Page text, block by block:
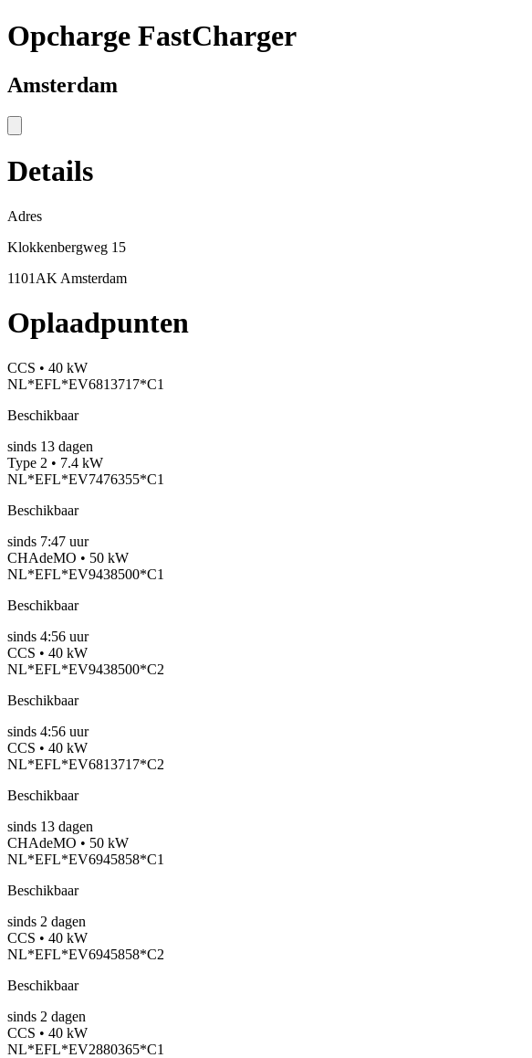
Opcharge FastCharger
Amsterdam
Details
Adres
Klokkenbergweg 15
1101AK Amsterdam
Oplaadpunten
CCS • 40 kW
NL*EFL*EV6813717*C1
Beschikbaar
sinds 13 dagen
Type 2 • 7.4 kW
NL*EFL*EV7476355*C1
Beschikbaar
sinds 7:47 uur
CHAdeMO • 50 kW
NL*EFL*EV9438500*C1
Beschikbaar
sinds 4:56 uur
CCS • 40 kW
NL*EFL*EV9438500*C2
Beschikbaar
sinds 4:56 uur
CCS • 40 kW
NL*EFL*EV6813717*C2
Beschikbaar
sinds 13 dagen
CHAdeMO • 50 kW
NL*EFL*EV6945858*C1
Beschikbaar
sinds 2 dagen
CCS • 40 kW
NL*EFL*EV6945858*C2
Beschikbaar
sinds 2 dagen
CCS • 40 kW
NL*EFL*EV2880365*C1